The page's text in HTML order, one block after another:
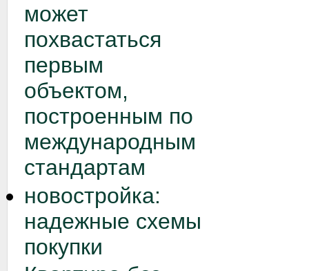
может
похвастаться
первым
объектом,
построенным по
международным
стандартам
новостройка:
надежные схемы
покупки